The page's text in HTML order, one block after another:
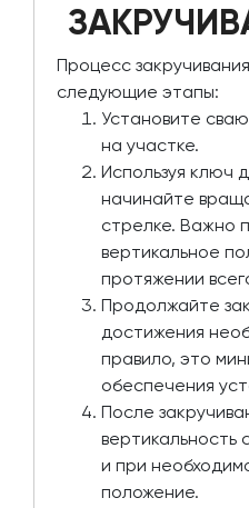
Процесс
следующие этапы:
Установите
на участке.
Используя ключ
начинайте
стрелке. Важно
вертикальное
протяжении
Продолжайте
достижения
правило, это
обеспечения
После
вертикальность
и при
положение.